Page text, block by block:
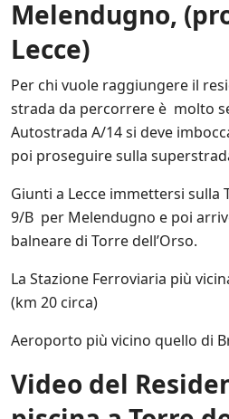
Melendugno,
Lecce)
Per chi vuole raggiungere il
strada da percorrere è molto
Autostrada A/14 si deve
poi proseguire sulla
Giunti a Lecce immettersi sulla
9/B per Melendugno e poi
balneare di Torre dell’Orso.
La Stazione Ferroviaria più
(km 20 circa)
Aeroporto più vicino quello di
Video del